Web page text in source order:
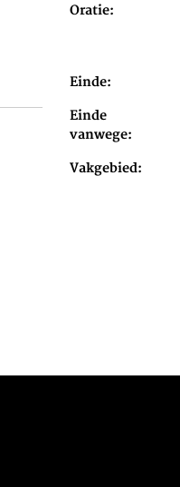
Oratie
Einde
Einde
vanwege
Vakgebied